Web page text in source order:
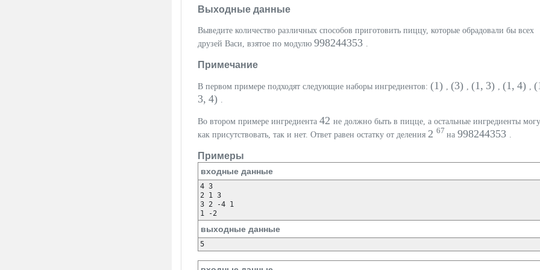
Выходные данные
Выведите количество различных способов приготовить пиццу, которые обрадовали бы всех
друзей Васи, взятое по модулю 998244353 .
Примечание
В первом примере подходят следующие наборы ингредиентов: (1) , (3) , (1, 3) , (1, 4) ,
3, 4) .
Во втором примере ингредиента 42 не должно быть в пицце, а остальные ингредиенты
как присутствовать, так и нет. Ответ равен остатку от деления 2 67 на 998244353 .
Примеры
входные данные
4 3
2 1 3
3 2 -4 1
1 -2
выходные данные
5